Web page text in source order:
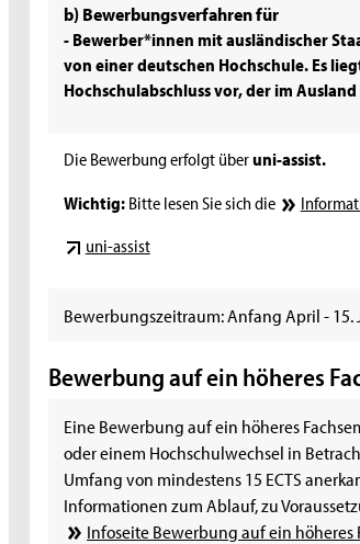
b) Bewerbungsverfahren für
- Bewerber*innen mit ausländischer
von einer deutschen Hochschule. Es
Hochschulabschluss vor, der im
Die Bewerbung erfolgt überuni-assist.
Wichtig:Bitte lesen Sie sich die
uni-assist
Bewerbungszeitraum: Anfang April - 15.
Bewerbung auf ein höheres
Eine Bewerbung auf ein höheres
oder einem Hochschulwechsel in
Umfang von mindestens 15 ECTS
Informationen zum Ablauf, zu
Infoseite Bewerbung auf ein höheres